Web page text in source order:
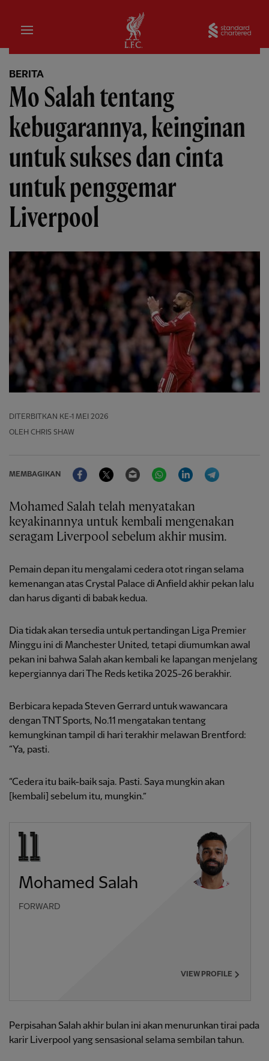
Rumah
BERITA
Mo Salah tentang
kebugarannya, keinginan
untuk sukses dan cinta
untuk penggemar
Liverpool
DITERBITKAN KE-1 MEI 2026
OLEH CHRIS SHAW
MEMBAGIKAN
FacebookTwitter Email WhatsAppLinkedIn
Mohamed Salah telah menyatakan
keyakinannya untuk kembali mengenakan
seragam Liverpool sebelum akhir musim.
Pemain depan itu mengalami cedera otot ringan selama
kemenangan atas Crystal Palace di Anfield akhir pekan lalu
dan harus diganti di babak kedua.
Dia tidak akan tersedia untuk pertandingan Liga Premier
Minggu ini di Manchester United, tetapi diumumkan awal
pekan ini bahwa Salah akan kembali ke lapangan menjelang
kepergiannya dari The Reds ketika 2025-26 berakhir.
Berbicara kepada Steven Gerrard untuk wawancara
dengan TNT Sports, No.11 mengatakan tentang
kemungkinan tampil di hari terakhir melawan Brentford:
“Ya, pasti.
“Cedera itu baik-baik saja. Pasti. Saya mungkin akan
[kembali] sebelum itu, mungkin.”
Mohamed Salah
FORWARD
VIEW PROFILE
Perpisahan Salah akhir bulan ini akan menurunkan tirai pada
karir Liverpool yang sensasional selama sembilan tahun.